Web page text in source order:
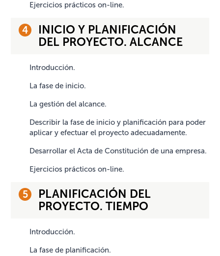
Ejercicios prácticos on-line.
INICIO Y PLANIFICACIÓN
DEL PROYECTO. ALCANCE
Introducción.
La fase de inicio.
La gestión del alcance.
Describir la fase de inicio y planificación para poder
aplicar y efectuar el proyecto adecuadamente.
Desarrollar el Acta de Constitución de una empresa.
Ejercicios prácticos on-line.
PLANIFICACIÓN DEL
PROYECTO. TIEMPO
Introducción.
La fase de planificación.